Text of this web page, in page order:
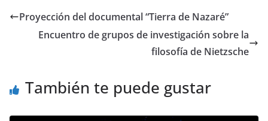
e
st
e
dI
n
Proyección del documental “Tierra de Nazaré”
Encuentro de grupos de investigación sobre la
filosofía de Nietzsche
También te puede gustar